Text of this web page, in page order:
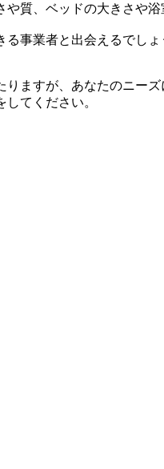
質、ベッドの大きさや
事業者と出会えるでしょ
ますが、あなたのニーズ
てください。